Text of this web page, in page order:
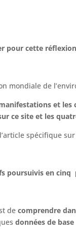
pour cette
mondiale de
et
ce site et les
spécifique
poursuivis en cinq
decomprendre
données de